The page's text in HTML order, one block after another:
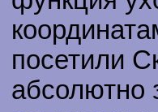
посетили
абсолютно